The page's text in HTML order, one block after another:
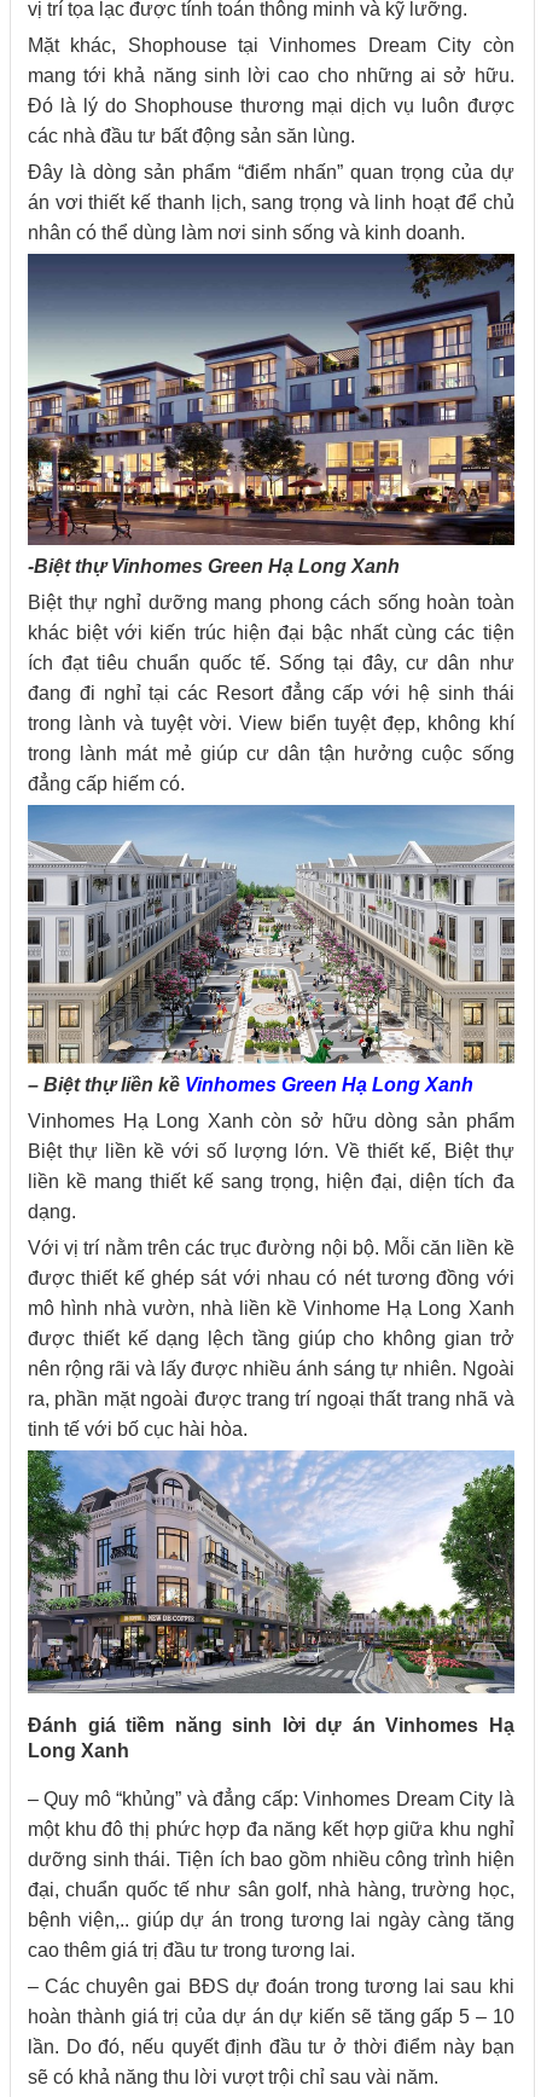
vị trí tọa lạc được tính toán thông minh và kỹ lưỡng.
Mặt khác, Shophouse tại Vinhomes Dream City còn
mang tới khả năng sinh lời cao cho những ai sở hữu.
Đó là lý do Shophouse thương mại dịch vụ luôn được
các nhà đầu tư bất động sản săn lùng.
Đây là dòng sản phẩm “điểm nhấn” quan trọng của dự
án vơi thiết kế thanh lịch, sang trọng và linh hoạt để chủ
nhân có thể dùng làm nơi sinh sống và kinh doanh.
-Biệt thự Vinhomes Green Hạ Long Xanh
Biệt thự nghỉ dưỡng mang phong cách sống hoàn toàn
khác biệt với kiến trúc hiện đại bậc nhất cùng các tiện
ích đạt tiêu chuẩn quốc tế. Sống tại đây, cư dân như
đang đi nghỉ tại các Resort đẳng cấp với hệ sinh thái
trong lành và tuyệt vời. View biển tuyệt đẹp, không khí
trong lành mát mẻ giúp cư dân tận hưởng cuộc sống
đẳng cấp hiếm có.
– Biệt thự liền kề Vinhomes Green Hạ Long Xanh
Vinhomes Hạ Long Xanh còn sở hữu dòng sản phẩm
Biệt thự liền kề với số lượng lớn. Về thiết kế, Biệt thự
liền kề mang thiết kế sang trọng, hiện đại, diện tích đa
dạng.
Với vị trí nằm trên các trục đường nội bộ. Mỗi căn liền kề
được thiết kế ghép sát với nhau có nét tương đồng với
mô hình nhà vườn, nhà liền kề Vinhome Hạ Long Xanh
được thiết kế dạng lệch tầng giúp cho không gian trở
nên rộng rãi và lấy được nhiều ánh sáng tự nhiên. Ngoài
ra, phần mặt ngoài được trang trí ngoại thất trang nhã và
tinh tế với bố cục hài hòa.
Đánh giá tiềm năng sinh lời dự án Vinhomes Hạ
Long Xanh
– Quy mô “khủng” và đẳng cấp: Vinhomes Dream City là
một khu đô thị phức hợp đa năng kết hợp giữa khu nghỉ
dưỡng sinh thái. Tiện ích bao gồm nhiều công trình hiện
đại, chuẩn quốc tế như sân golf, nhà hàng, trường học,
bệnh viện,.. giúp dự án trong tương lai ngày càng tăng
cao thêm giá trị đầu tư trong tương lai.
– Các chuyên gai BĐS dự đoán trong tương lai sau khi
hoàn thành giá trị của dự án dự kiến sẽ tăng gấp 5 – 10
lần. Do đó, nếu quyết định đầu tư ở thời điểm này bạn
sẽ có khả năng thu lời vượt trội chỉ sau vài năm.